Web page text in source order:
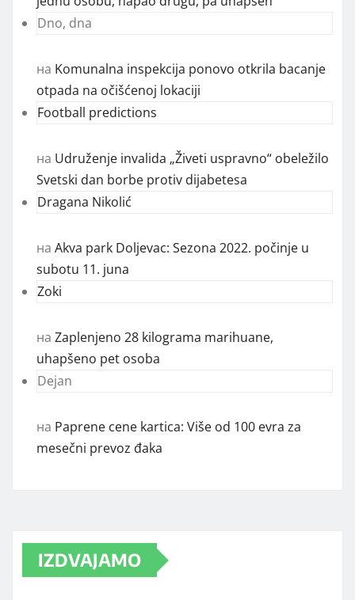
Dno, dna
на Komunalna inspekcija ponovo otkrila bacanje
otpada na očišćenoj lokaciji
Football predictions
на Udruženje invalida „Živeti uspravno“ obeležilo
Svetski dan borbe protiv dijabetesa
Dragana Nikolić
на Akva park Doljevac: Sezona 2022. počinje u
subotu 11. juna
Zoki
на Zaplenjeno 28 kilograma marihuane,
uhapšeno pet osoba
Dejan
на Paprene cene kartica: Više od 100 evra za
mesečni prevoz đaka
IZDVAJAMO